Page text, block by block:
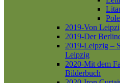
2019-Von
2019-Der
2019-Leipzig –
Leipzig
2020-Mit dem
Bilderbuch